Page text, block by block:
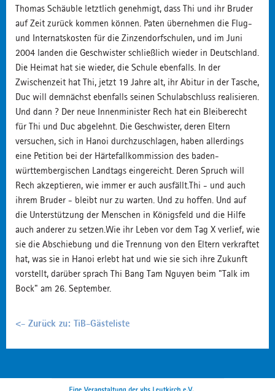
Thomas Schäuble letztlich genehmigt, dass Thi und ihr Bruder
auf Zeit zurück kommen können. Paten übernehmen die Flug-
und Internatskosten für die Zinzendorfschulen, und im Juni
2004 landen die Geschwister schließlich wieder in Deutschland.
Die Heimat hat sie wieder, die Schule ebenfalls. In der
Zwischenzeit hat Thi, jetzt 19 Jahre alt, ihr Abitur in der Tasche,
Duc will demnächst ebenfalls seinen Schulabschluss realisieren.
Und dann ? Der neue Innenminister Rech hat ein Bleiberecht
für Thi und Duc abgelehnt. Die Geschwister, deren Eltern
versuchen, sich in Hanoi durchzuschlagen, haben allerdings
eine Petition bei der Härtefallkommission des baden-
württembergischen Landtags eingereicht. Deren Spruch will
Rech akzeptieren, wie immer er auch ausfällt.Thi - und auch
ihrem Bruder - bleibt nur zu warten. Und zu hoffen. Und auf
die Unterstützung der Menschen in Königsfeld und die Hilfe
auch anderer zu setzen.Wie ihr Leben vor dem Tag X verlief, wie
sie die Abschiebung und die Trennung von den Eltern verkraftet
hat, was sie in Hanoi erlebt hat und wie sie sich ihre Zukunft
vorstellt, darüber sprach Thi Bang Tam Nguyen beim "Talk im
Bock" am 26. September.
<- Zurück zu: TiB-Gästeliste